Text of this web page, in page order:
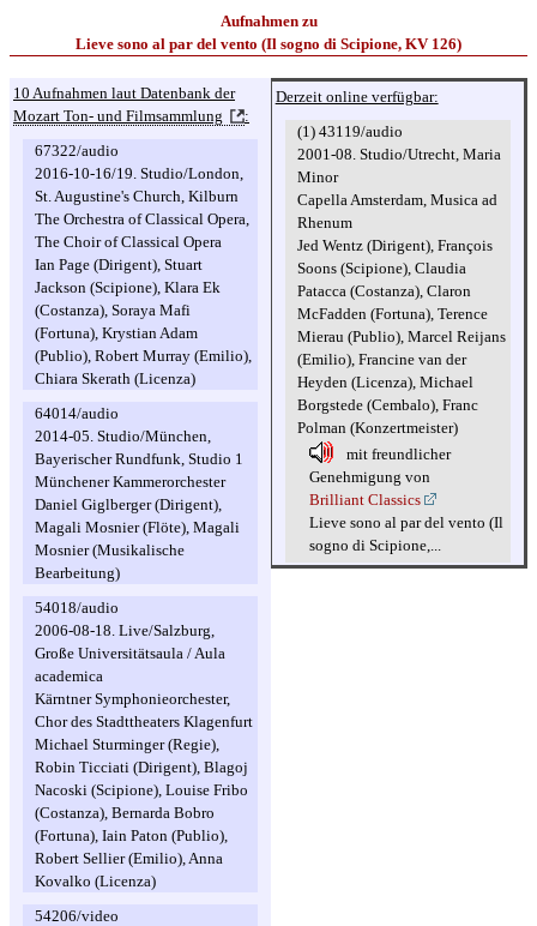
Aufnahmen zu
Lieve sono al par del vento (Il sogno di Scipione, KV 126)
10 Aufnahmen laut Datenbank der
Mozart Ton- und Filmsammlung
:
67322/audio
2016-10-16/19. Studio/London,
St. Augustine's Church, Kilburn
The Orchestra of Classical Opera,
The Choir of Classical Opera
Ian Page (Dirigent), Stuart
Jackson (Scipione), Klara Ek
(Costanza), Soraya Mafi
(Fortuna), Krystian Adam
(Publio), Robert Murray (Emilio),
Chiara Skerath (Licenza)
64014/audio
2014-05. Studio/München,
Bayerischer Rundfunk, Studio 1
Münchener Kammerorchester
Daniel Giglberger (Dirigent),
Magali Mosnier (Flöte), Magali
Mosnier (Musikalische
Bearbeitung)
54018/audio
2006-08-18. Live/Salzburg,
Große Universitätsaula / Aula
academica
Kärntner Symphonieorchester,
Chor des Stadttheaters Klagenfurt
Michael Sturminger (Regie),
Robin Ticciati (Dirigent), Blagoj
Nacoski (Scipione), Louise Fribo
(Costanza), Bernarda Bobro
(Fortuna), Iain Paton (Publio),
Robert Sellier (Emilio), Anna
Kovalko (Licenza)
54206/video
Derzeit online verfügbar:
(1) 43119/audio
2001-08. Studio/Utrecht, Maria
Minor
Capella Amsterdam, Musica ad
Rhenum
Jed Wentz (Dirigent), François
Soons (Scipione), Claudia
Patacca (Costanza), Claron
McFadden (Fortuna), Terence
Mierau (Publio), Marcel Reijans
(Emilio), Francine van der
Heyden (Licenza), Michael
Borgstede (Cembalo), Franc
Polman (Konzertmeister)
mit freundlicher
Genehmigung von
Brilliant Classics
Lieve sono al par del vento (Il
sogno di Scipione,...